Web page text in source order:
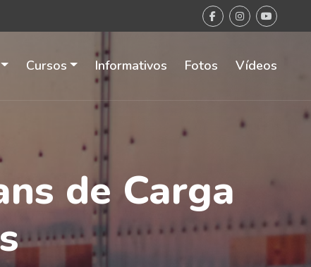
Cursos Informativos Fotos Vídeos
de Carga